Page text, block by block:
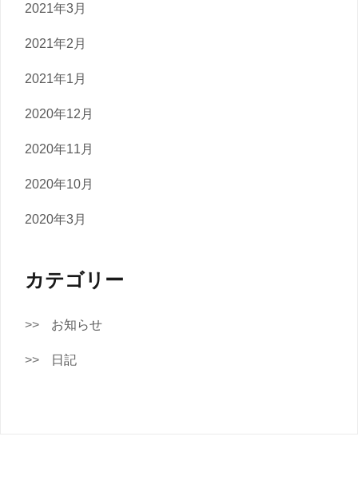
2021年3月
2021年2月
2021年1月
2020年12月
2020年11月
2020年10月
2020年3月
カテゴリー
お知らせ
日記